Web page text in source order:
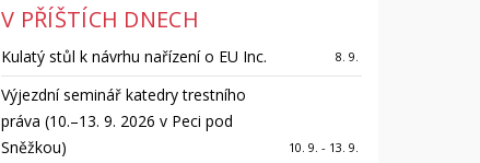
V PŘÍŠTÍCH DNECH
Kulatý stůl k návrhu nařízení o EU Inc. 8. 9.
Výjezdní seminář katedry trestního
práva (10.–13. 9. 2026 v Peci pod
Sněžkou)
10. 9. - 13. 9.